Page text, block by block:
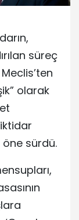
süreç
olarak
iktidar
öne sürdü.